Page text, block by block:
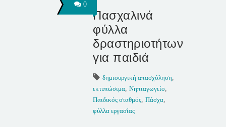
0
Πασχαλινά
φύλλα
δραστηριοτήτων
για παιδιά
δημιουργική απασχόληση
εκτυπώσιμα Νηπιαγωγείο
Παιδικός σταθμός Πάσχα
φύλλα εργασίας